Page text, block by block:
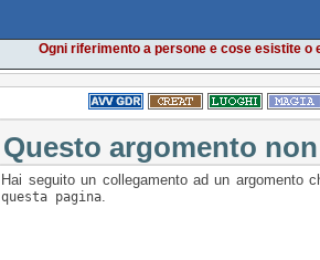
Ogni riferimento a persone e cose esistite o
Questo argomento
Hai seguito un collegamento ad un argomento
questa pagina.